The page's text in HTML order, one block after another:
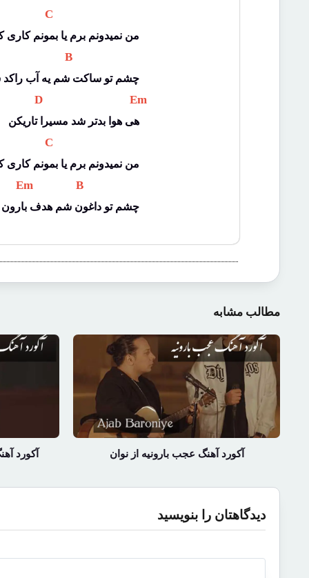
C
من نمیدونم برم یا بمونم کاری
B
چشم تو ساکت شم یه آب
D Em
هی هوا بدتر شد مسیرا تاریکن
C
من نمیدونم برم یا بمونم کاری
Em B
چشم تو داغون شم هدف
مطالب مشابه
آکورد آهنگ عجب بارونیه از نوان آکورد
دیدگاهتان را بنویسید